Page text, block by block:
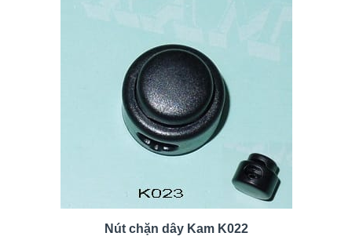
Nút chặn dây Kam K022